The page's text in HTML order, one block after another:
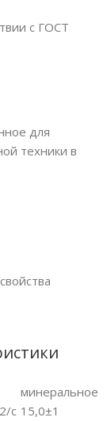
с ГОСТ
для
техники в
минеральное
с 15,0±1